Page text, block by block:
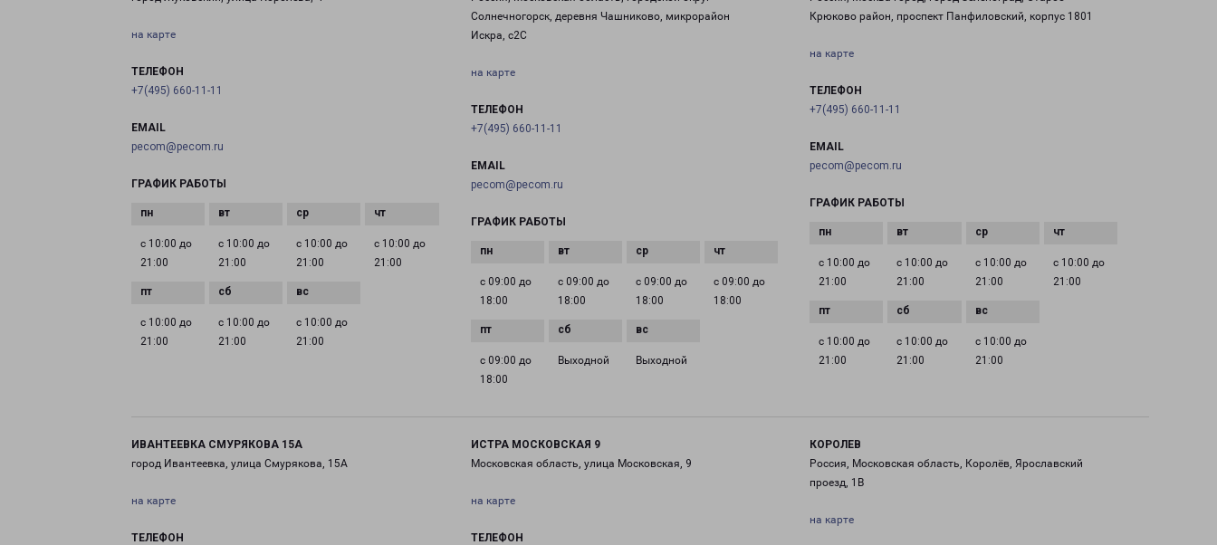
на карте
ТЕЛЕФОН
+7(495) 660-11-11
EMAIL
pecom@pecom.ru
ГРАФИК РАБОТЫ
с 10:00 до
21:00
с 10:00 до
21:00
с 10:00 до
21:00
с 10:00 до
21:00
с 10:00 до
21:00
с 10:00 до
21:00
с 10:00 до
21:00
Солнечногорск, деревня Чашниково, микрорайон
Искра, с2С
на карте
ТЕЛЕФОН
+7(495) 660-11-11
EMAIL
pecom@pecom.ru
ГРАФИК РАБОТЫ
с 09:00 до
18:00
с 09:00 до
18:00
с 09:00 до
18:00
с 09:00 до
18:00
с 09:00 до
18:00
Выходной Выходной
Крюково район, проспект Панфиловский, корпус 1801
на карте
ТЕЛЕФОН
+7(495) 660-11-11
EMAIL
pecom@pecom.ru
ГРАФИК РАБОТЫ
с 10:00 до
21:00
с 10:00 до
21:00
с 10:00 до
21:00
с 10:00 до
21:00
с 10:00 до
21:00
с 10:00 до
21:00
с 10:00 до
21:00
ИВАНТЕЕВКА СМУРЯКОВА 15А
город Ивантеевка, улица Смурякова, 15А
на карте
ТЕЛЕФОН
ИСТРА МОСКОВСКАЯ 9
Московская область, улица Московская, 9
на карте
ТЕЛЕФОН
КОРОЛЕВ
Россия, Московская область, Королёв, Ярославский
проезд, 1В
на карте